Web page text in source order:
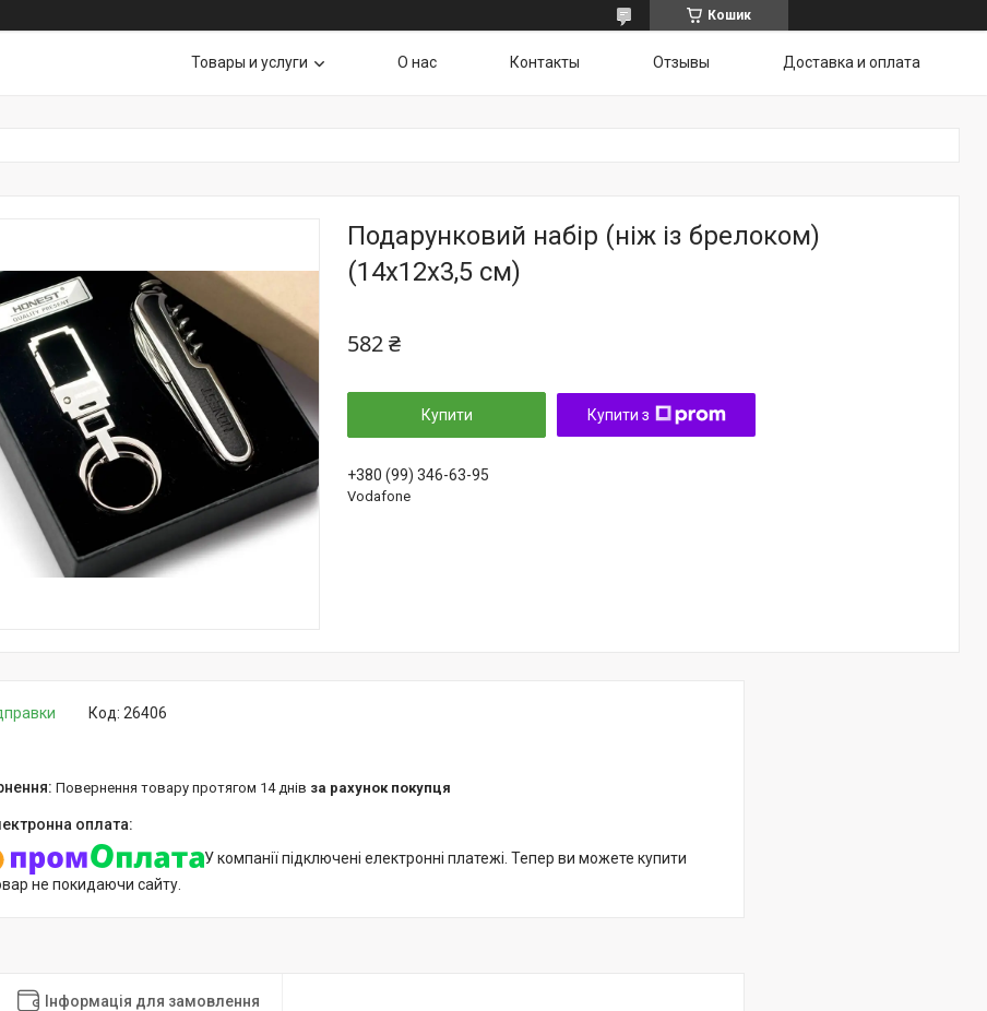
Кошик
Товары и услуги О нас Контакты Отзывы Доставка и оплата
Подарунковий набір (ніж із брелоком)
(14х12х3,5 см)
582 ₴
Купити Купити з
+380 (99) 346-63-95
Vodafone
Код: 26406
повернення товару протягом 14 днів за рахунок покупця
У компанії підключені електронні платежі. Тепер ви можете купити
не покидаючи сайту.
Інформація для замовлення